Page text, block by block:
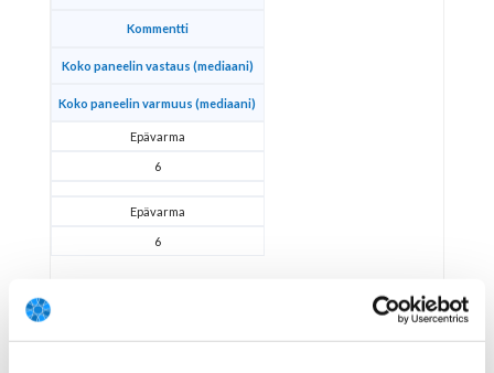
Kommentti
Koko paneelin vastaus (mediaani)
Koko paneelin varmuus (mediaani)
Epävarma
6
Epävarma
6
On todennäköistä, että koronakriisin
seurauksena taloudessa syntyy